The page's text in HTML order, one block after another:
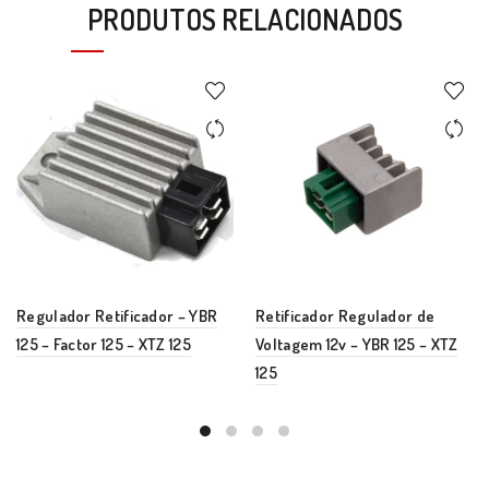
PRODUTOS RELACIONADOS
Regulador Retificador – YBR
125 – Factor 125 – XTZ 125
Retificador Regulador de
Voltagem 12v – YBR 125 – XTZ
125